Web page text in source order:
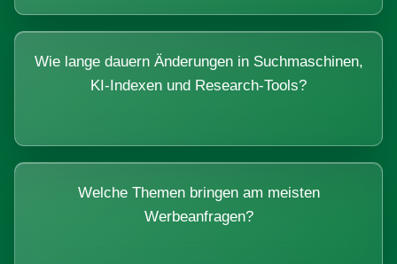
Wie lange dauern Änderungen in Suchmaschinen,
KI-Indexen und Research-Tools?
Welche Themen bringen am meisten
Werbeanfragen?